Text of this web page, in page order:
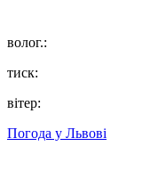
волог.:
тиск:
вітер:
Погода у Львові